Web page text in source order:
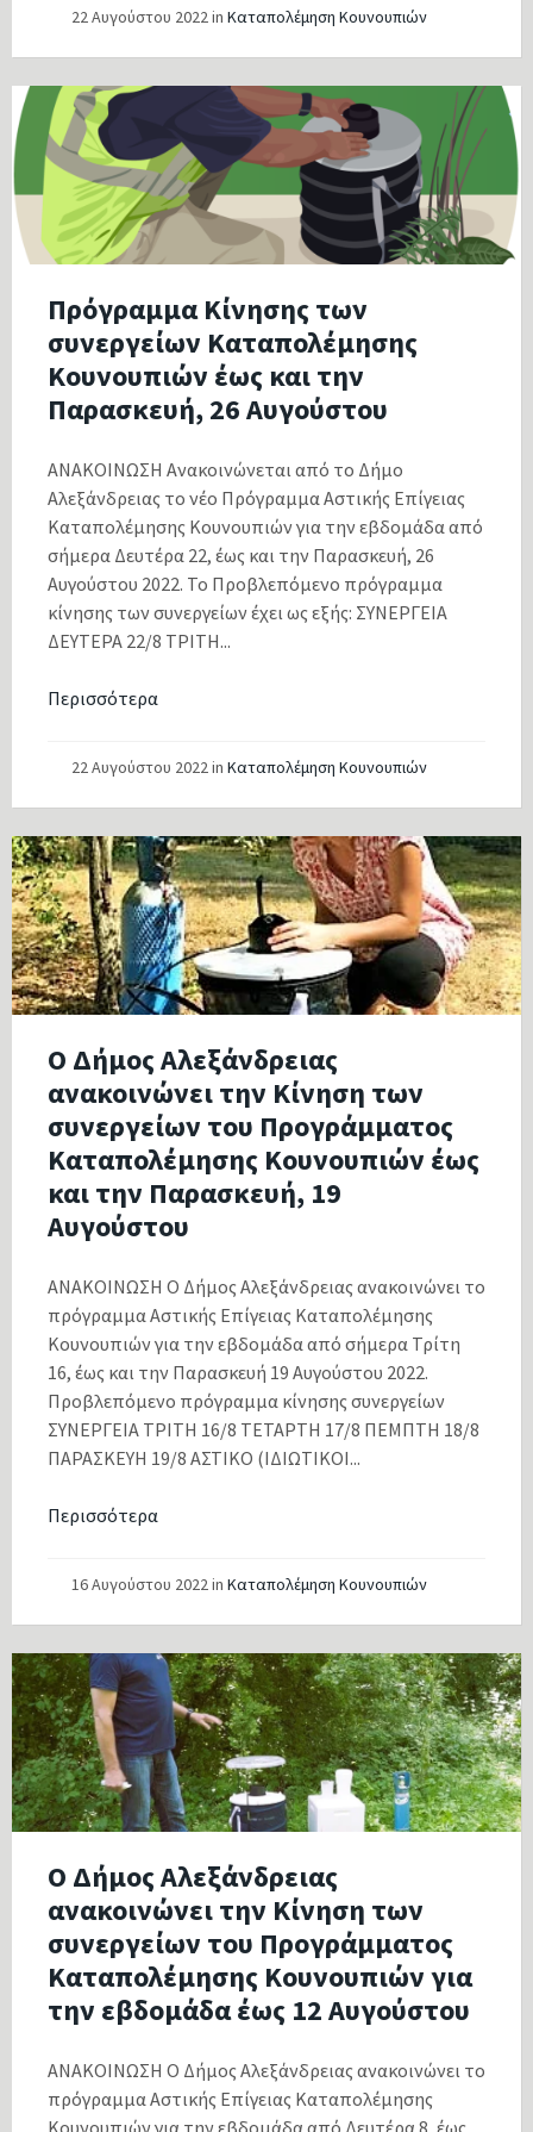
22 Αυγούστου 2022in Καταπολέμηση Κουνουπιών
Πρόγραμμα Κίνησης των
συνεργείων Καταπολέμησης
Κουνουπιών έως και την
Παρασκευή, 26 Αυγούστου
ΑΝΑΚΟΙΝΩΣΗ Ανακοινώνεται από το Δήμο
Αλεξάνδρειας το νέο Πρόγραμμα Αστικής Επίγειας
Καταπολέμησης Κουνουπιών για την εβδομάδα από
σήμερα Δευτέρα 22, έως και την Παρασκευή, 26
Αυγούστου 2022. Το Προβλεπόμενο πρόγραμμα
κίνησης των συνεργείων έχει ως εξής: ΣΥΝΕΡΓΕΙΑ
ΔΕΥΤΕΡΑ 22/8 ΤΡΙΤΗ...
Περισσότερα
22 Αυγούστου 2022in Καταπολέμηση Κουνουπιών
Ο Δήμος Αλεξάνδρειας
ανακοινώνει την Κίνηση των
συνεργείων του Προγράμματος
Καταπολέμησης Κουνουπιών έως
και την Παρασκευή, 19
Αυγούστου
ΑΝΑΚΟΙΝΩΣΗ Ο Δήμος Αλεξάνδρειας ανακοινώνει το
πρόγραμμα Αστικής Επίγειας Καταπολέμησης
Κουνουπιών για την εβδομάδα από σήμερα Τρίτη
16, έως και την Παρασκευή 19 Αυγούστου 2022.
Προβλεπόμενο πρόγραμμα κίνησης συνεργείων
ΣΥΝΕΡΓΕΙΑ ΤΡΙΤΗ 16/8 ΤΕΤΑΡΤΗ 17/8 ΠΕΜΠΤΗ 18/8
ΠΑΡΑΣΚΕΥΗ 19/8 ΑΣΤΙΚΟ (ΙΔΙΩΤΙΚΟΙ...
Περισσότερα
16 Αυγούστου 2022in Καταπολέμηση Κουνουπιών
Ο Δήμος Αλεξάνδρειας
ανακοινώνει την Κίνηση των
συνεργείων του Προγράμματος
Καταπολέμησης Κουνουπιών για
την εβδομάδα έως 12 Αυγούστου
ΑΝΑΚΟΙΝΩΣΗ Ο Δήμος Αλεξάνδρειας ανακοινώνει το
πρόγραμμα Αστικής Επίγειας Καταπολέμησης